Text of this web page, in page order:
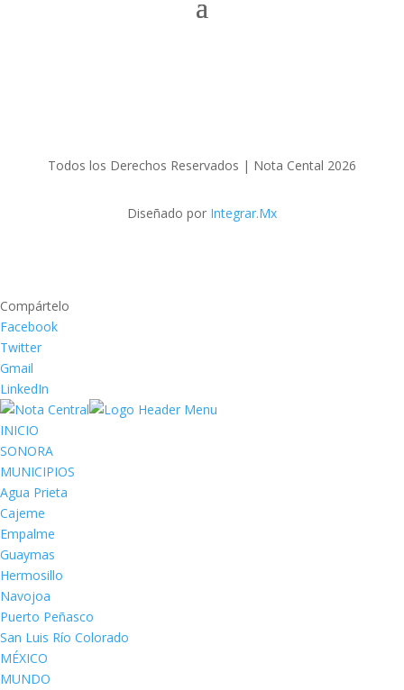
Todos los Derechos Reservados | Nota Cental 2026
Diseñado por Integrar.Mx
Compártelo
Facebook
Twitter
Gmail
LinkedIn
INICIO
SONORA
MUNICIPIOS
Agua Prieta
Cajeme
Empalme
Guaymas
Hermosillo
Navojoa
Puerto Peñasco
San Luis Río Colorado
MÉXICO
MUNDO